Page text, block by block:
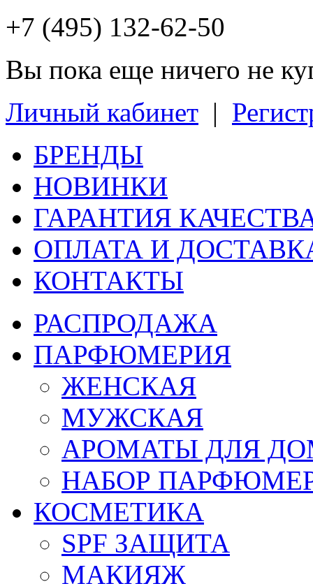
+7 (495) 132-62-50
Вы пока еще ничего не
Личный кабинет |
БРЕНДЫ
НОВИНКИ
ГАРАНТИЯ
ОПЛАТА И
КОНТАКТЫ
РАСПРОДАЖА
ПАРФЮМЕРИЯ
ЖЕНСКАЯ
МУЖСКАЯ
АРОМАТЫ ДЛЯ
НАБОР
КОСМЕТИКА
SPF ЗАЩИТА
МАКИЯЖ